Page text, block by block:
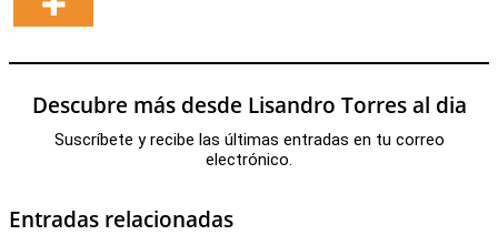
Descubre más desde Lisandro Torres al dia
Suscríbete y recibe las últimas entradas en tu correo
electrónico.
Entradas relacionadas